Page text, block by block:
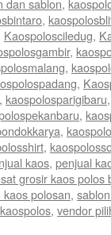
dan sablon,
,
Kaospolosciledug,
,
,
,
, kaospolosparigibaru
,
,
,
kaos, penjual
grosir kaos polos
polosan,
, vendor